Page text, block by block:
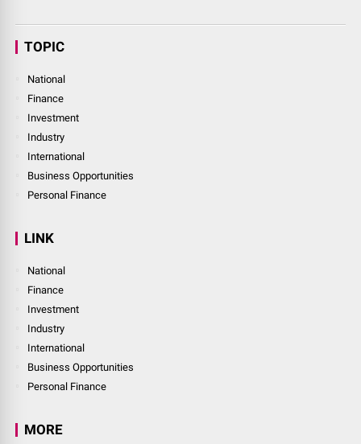
TOPIC
National
Finance
Investment
Industry
International
Business Opportunities
Personal Finance
LINK
National
Finance
Investment
Industry
International
Business Opportunities
Personal Finance
MORE